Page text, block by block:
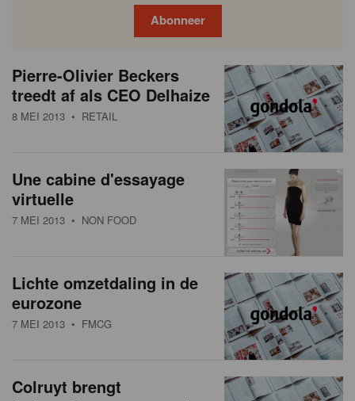
Abonneer
N
e
w
s
v
e
Pierre-Olivier Beckers
treedt af als CEO Delhaize
8 MEI 2013 • RETAIL
Une cabine d'essayage
virtuelle
7 MEI 2013 • NON FOOD
Lichte omzetdaling in de
eurozone
7 MEI 2013 • FMCG
Colruyt brengt
P
a
g
a
t
i
Vorige
Page
Page
Page
Page
Current
page
Page
Page
Page
Page
Volgende
academy
society